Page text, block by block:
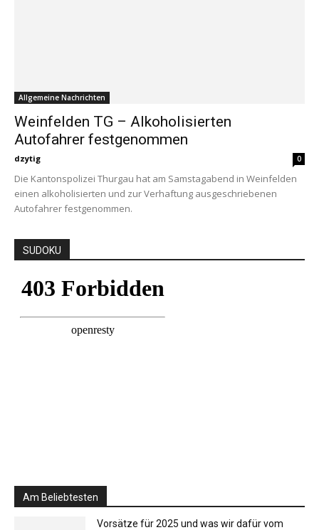
Allgemeine Nachrichten
Weinfelden TG – Alkoholisierten
Autofahrer festgenommen
dzytig 0
Die Kantonspolizei Thurgau hat am Samstagabend in Weinfelden
einen alkoholisierten und zur Verhaftung ausgeschriebenen
Autofahrer festgenommen.
SUDOKU
Am Beliebtesten
Vorsätze für 2025 und was wir dafür vom